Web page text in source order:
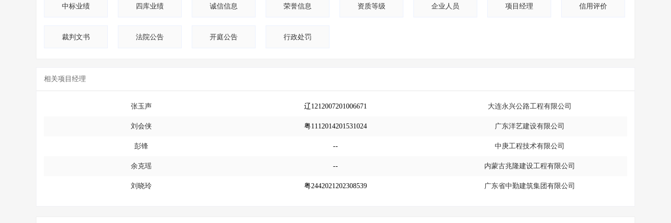
中标业绩 四库业绩 诚信信息 荣誉信息 资质等级 企业人员 项目经理 信用评价
裁判文书 法院公告 开庭公告 行政处罚
相关项目经理
张玉声 辽1212007201006671 大连永兴公路工程有限公司
刘会侠 粤1112014201531024 广东洋艺建设有限公司
彭锋 -- 中庚工程技术有限公司
余克瑶 -- 内蒙古兆隆建设工程有限公司
刘晓玲 粤2442021202308539 广东省中勤建筑集团有限公司